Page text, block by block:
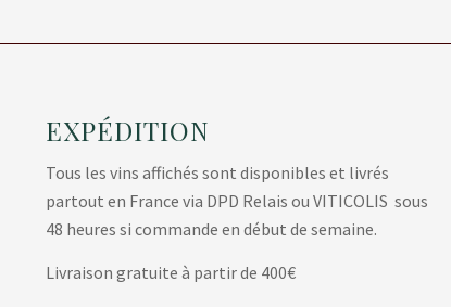
EXPÉDITION
Tous les vins affichés sont disponibles et livrés
partout en France via DPD Relais ou VITICOLIS sous
48 heures si commande en début de semaine.
Livraison gratuite à partir de 400€